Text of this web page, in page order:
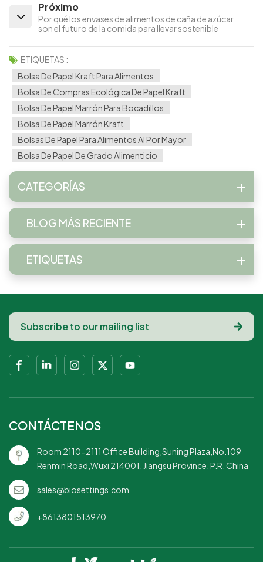
Próximo
Por qué los envases de alimentos de caña de azúcar
son el futuro de la comida para llevar sostenible
ETIQUETAS :
Bolsa De Papel Kraft Para Alimentos
Bolsa De Compras Ecológica De Papel Kraft
Bolsa De Papel Marrón Para Bocadillos
Bolsa De Papel Marrón Kraft
Bolsas De Papel Para Alimentos Al Por Mayor
Bolsa De Papel De Grado Alimenticio
CATEGORÍAS
BLOG MÁS RECIENTE
ETIQUETAS
CONTÁCTENOS
Room 2110-2111 Office Building,Suning Plaza,No.109
Renmin Road,Wuxi 214001, Jiangsu Province, P.R. China
sales@biosettings.com
+8613801513970